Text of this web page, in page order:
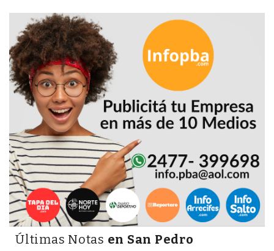
LOS
MEJORES
PRECIOS
WHEY
PROTEIN
EN
PERGAMINO:
DÓNDE
COMPRAR
EL
MEJOR
GIMNASIO
DE
PERGAMINO
CREAR
Últimas Notas en San Pedro